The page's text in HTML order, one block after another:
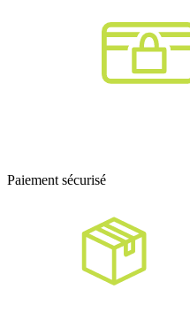
Paiement sécurisé